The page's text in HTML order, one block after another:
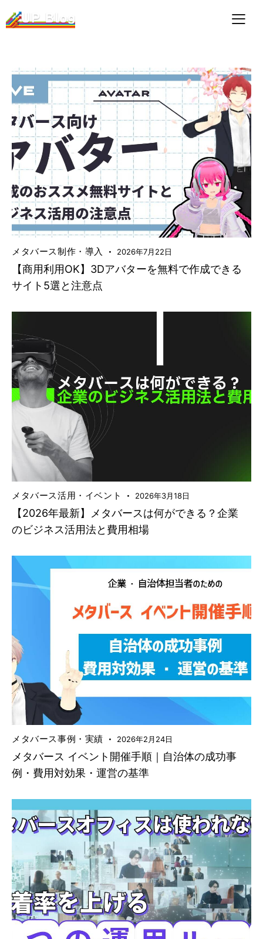
メタバース制作・導入 2026年7月22日
【商用利用OK】3Dアバターを無料で作成できる
サイト5選と注意点
メタバース活用・イベント 2026年3月18日
【2026年最新】メタバースは何ができる？企業
のビジネス活用法と費用相場
メタバース事例・実績 2026年2月24日
メタバース イベント開催手順｜自治体の成功事
例・費用対効果・運営の基準